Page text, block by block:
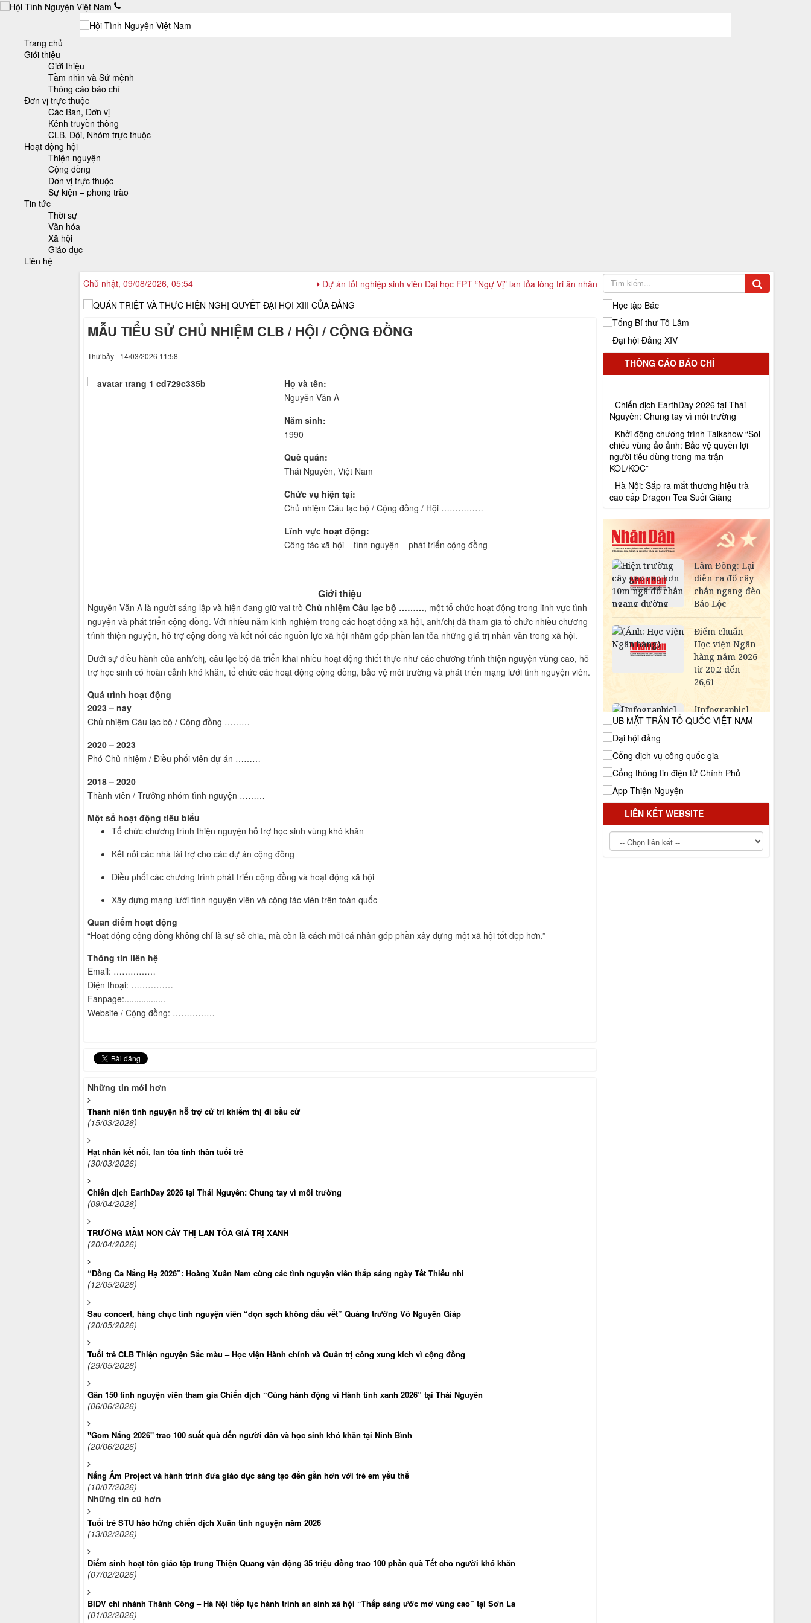
Trang chủ
Giới thiệu
Giới thiệu
Tầm nhìn và Sứ mệnh
Thông cáo báo chí
Đơn vị trực thuộc
Các Ban, Đơn vị
Kênh truyền thông
CLB, Đội, Nhóm trực thuộc
Hoạt động hội
Thiện nguyện
Cộng đồng
Đơn vị trực thuộc
Sự kiện – phong trào
Tin tức
Thời sự
Văn hóa
Xã hội
Giáo dục
Liên hệ
Chủ nhật, 09/08/2026, 05:54
Dự án tốt nghiệp sinh viên Đại học FPT “Ngự Vị” lan tỏa lòng tri ân nhân Ngày Thương binh Liệt sĩ 27/7 với dự án “Dâng Vị Tri Ân”
MẪU TIỂU SỬ CHỦ NHIỆM CLB / HỘI / CỘNG ĐỒNG
Thứ bảy - 14/03/2026 11:58
Họ và tên:
Nguyễn Văn A
Năm sinh:
1990
Quê quán:
Thái Nguyên, Việt Nam
Chức vụ hiện tại:
Chủ nhiệm Câu lạc bộ / Cộng đồng / Hội ……………
Lĩnh vực hoạt động:
Công tác xã hội – tình nguyện – phát triển cộng đồng
Giới thiệu
Nguyễn Văn A là người sáng lập và hiện đang giữ vai trò Chủ nhiệm Câu lạc bộ ………, một tổ chức hoạt động trong lĩnh vực tình
nguyện và phát triển cộng đồng. Với nhiều năm kinh nghiệm trong các hoạt động xã hội, anh/chị đã tham gia tổ chức nhiều chương
trình thiện nguyện, hỗ trợ cộng đồng và kết nối các nguồn lực xã hội nhằm góp phần lan tỏa những giá trị nhân văn trong xã hội.
Dưới sự điều hành của anh/chị, câu lạc bộ đã triển khai nhiều hoạt động thiết thực như các chương trình thiện nguyện vùng cao, hỗ
trợ học sinh có hoàn cảnh khó khăn, tổ chức các hoạt động cộng đồng, bảo vệ môi trường và phát triển mạng lưới tình nguyện viên.
Quá trình hoạt động
2023 – nay
Chủ nhiệm Câu lạc bộ / Cộng đồng ………
2020 – 2023
Phó Chủ nhiệm / Điều phối viên dự án ………
2018 – 2020
Thành viên / Trưởng nhóm tình nguyện ………
Một số hoạt động tiêu biểu
Tổ chức chương trình thiện nguyện hỗ trợ học sinh vùng khó khăn
Kết nối các nhà tài trợ cho các dự án cộng đồng
Điều phối các chương trình phát triển cộng đồng và hoạt động xã hội
Xây dựng mạng lưới tình nguyện viên và cộng tác viên trên toàn quốc
Quan điểm hoạt động
“Hoạt động cộng đồng không chỉ là sự sẻ chia, mà còn là cách mỗi cá nhân góp phần xây dựng một xã hội tốt đẹp hơn.”
Thông tin liên hệ
Email: ……………
Điện thoại: ……………
Fanpage:.................
Website / Cộng đồng: ……………
Những tin mới hơn
Thanh niên tình nguyện hỗ trợ cử tri khiếm thị đi bầu cử
(15/03/2026)
Hạt nhân kết nối, lan tỏa tinh thần tuổi trẻ
(30/03/2026)
Chiến dịch EarthDay 2026 tại Thái Nguyên: Chung tay vì môi trường
(09/04/2026)
TRƯỜNG MẦM NON CÂY THỊ LAN TỎA GIÁ TRỊ XANH
(20/04/2026)
“Đồng Ca Nắng Hạ 2026”: Hoàng Xuân Nam cùng các tình nguyện viên thắp sáng ngày Tết Thiếu nhi
(12/05/2026)
Sau concert, hàng chục tình nguyện viên “dọn sạch không dấu vết” Quảng trường Võ Nguyên Giáp
(20/05/2026)
Tuổi trẻ CLB Thiện nguyện Sắc màu – Học viện Hành chính và Quản trị công xung kích vì cộng đồng
(29/05/2026)
Gần 150 tình nguyện viên tham gia Chiến dịch “Cùng hành động vì Hành tinh xanh 2026” tại Thái Nguyên
(06/06/2026)
"Gom Nắng 2026" trao 100 suất quà đến người dân và học sinh khó khăn tại Ninh Bình
(20/06/2026)
Nắng Ấm Project và hành trình đưa giáo dục sáng tạo đến gần hơn với trẻ em yếu thế
(10/07/2026)
Những tin cũ hơn
Tuổi trẻ STU hào hứng chiến dịch Xuân tình nguyện năm 2026
(13/02/2026)
Điểm sinh hoạt tôn giáo tập trung Thiện Quang vận động 35 triệu đồng trao 100 phần quà Tết cho người khó khăn
(07/02/2026)
BIDV chi nhánh Thành Công – Hà Nội tiếp tục hành trình an sinh xã hội “Thắp sáng ước mơ vùng cao” tại Sơn La
(01/02/2026)
THÔNG CÁO BÁO CHÍ
Nguyên: Chung tay vì môi trường
Khởi động chương trình Talkshow “Soi
chiếu vùng ảo ảnh: Bảo vệ quyền lợi
người tiêu dùng trong ma trận
KOL/KOC”
Hà Nội: Sắp ra mắt thương hiệu trà
cao cấp Dragon Tea Suối Giàng
Hội đồng hương Yên Bái gặp mặt đầu
ĐẠI HỘI CHÁU NGOAN BÁC HỒ
HUYỆN BA CHẼ, TỈNH QUẢNG NINH
LẦN THỨ XVIII, NĂM 2025
Sơn Tây long trọng tổ chức Lễ hội Đền
Và Xuân Ất Tỵ 2025
Chiến dịch EarthDay 2026 tại Thái
Nguyên: Chung tay vì môi trường
Khởi động chương trình Talkshow “Soi
chiếu vùng ảo ảnh: Bảo vệ quyền lợi
người tiêu dùng trong ma trận
KOL/KOC”
cao cấp Dragon Tea Suối Giàng
Hội đồng hương Yên Bái gặp mặt đầu
Xuân 2025 tại Hà Nội
ĐẠI HỘI CHÁU NGOAN BÁC HỒ
HUYỆN BA CHẼ, TỈNH QUẢNG NINH
LẦN THỨ XVIII, NĂM 2025
Sơn Tây long trọng tổ chức Lễ hội Đền
Và Xuân Ất Tỵ 2025
LIÊN KẾT WEBSITE